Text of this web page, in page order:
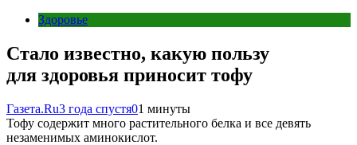
Здоровье
Стало известно, какую пользу
для здоровья приносит тофу
Газета.Ru3 года спустя01 минуты
Тофу содержит много растительного белка и все девять
незаменимых аминокислот.